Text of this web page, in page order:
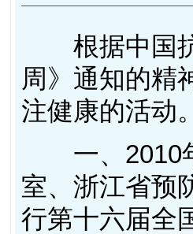
根据中国抗
周》通知的精
注健康的活动。
一、2010年
室、浙江省预
行第十六届全